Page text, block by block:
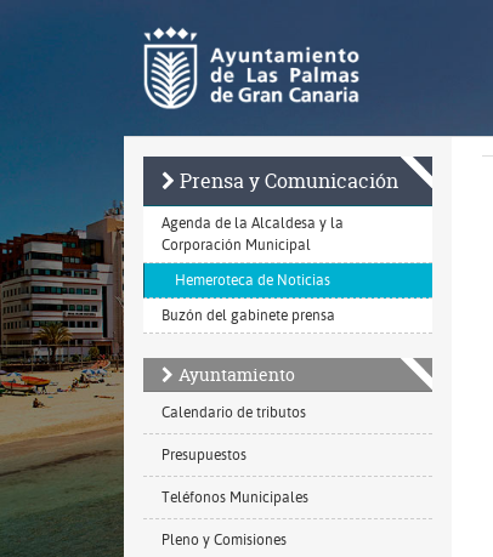
página
Prensa y Comunicación
Agenda de la Alcaldesa y la
Corporación Municipal
Hemeroteca de Noticias
Buzón del gabinete prensa
Ayuntamiento
Calendario de tributos
Presupuestos
Teléfonos Municipales
Pleno y Comisiones